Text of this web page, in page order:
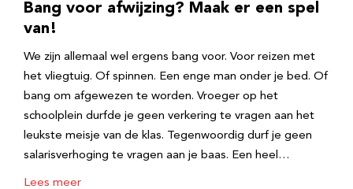
Bang voor afwijzing? Maak er een spel
van!
We zijn allemaal wel ergens bang voor. Voor reizen met
het vliegtuig. Of spinnen. Een enge man onder je bed. Of
bang om afgewezen te worden. Vroeger op het
schoolplein durfde je geen verkering te vragen aan het
leukste meisje van de klas. Tegenwoordig durf je geen
salarisverhoging te vragen aan je baas. Een heel…
Lees meer